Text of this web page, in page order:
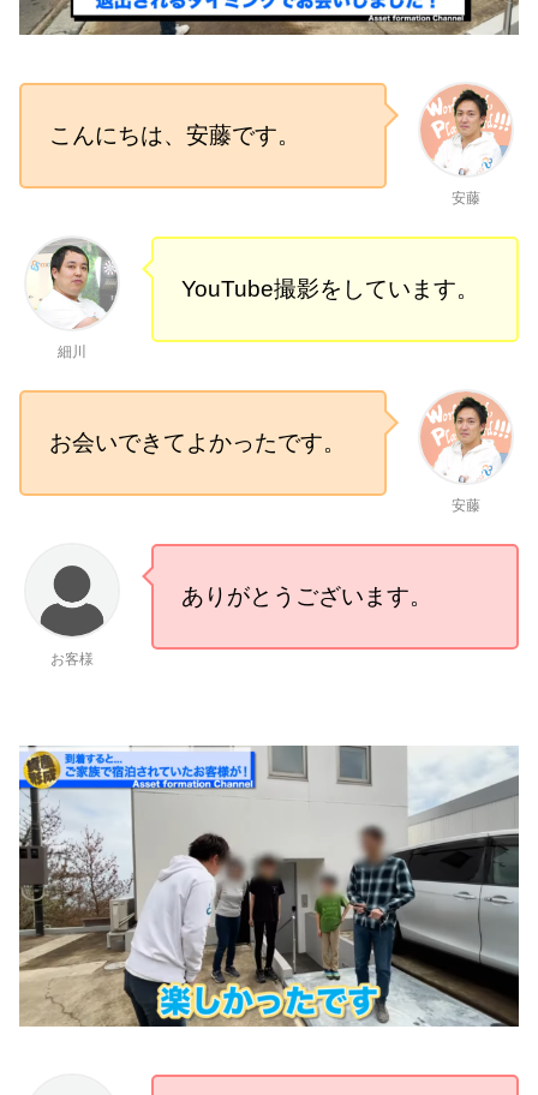
安藤
こんにちは、安藤です。
細川
YouTube撮影をしています。
安藤
お会いできてよかったです。
お客様
ありがとうございます。